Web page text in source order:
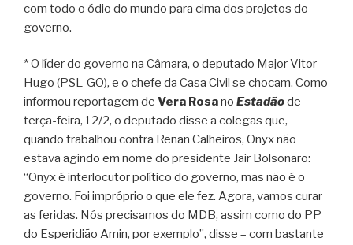
com todo o ódio do mundo para cima dos projetos do
governo.
* O líder do governo na Câmara, o deputado Major Vitor
Hugo (PSL-GO), e o chefe da Casa Civil se chocam. Como
informou reportagem de Vera Rosano Estadãode
terça-feira, 12/2, o deputado disse a colegas que,
quando trabalhou contra Renan Calheiros, Onyx não
estava agindo em nome do presidente Jair Bolsonaro:
“Onyx é interlocutor político do governo, mas não é o
governo. Foi impróprio o que ele fez. Agora, vamos curar
as feridas. Nós precisamos do MDB, assim como do PP
do Esperidião Amin, por exemplo”, disse – com bastante